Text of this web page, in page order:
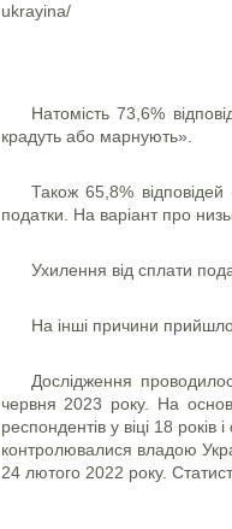
ukrayina/
Натомість 73,6%
крадуть або марнують».
Також 65,8%
податки. На варіант про
Ухилення від сплати
На інші причини
Дослідження
червня 2023 року. На
респондентів у віці 18
контролювалися владою
24 лютого 2022 року.